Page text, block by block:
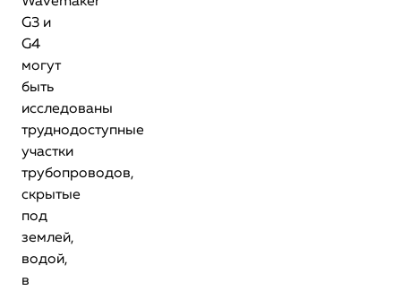
G3 и
G4
могут
быть
исследованы
труднодоступные
участки
трубопроводов,
скрытые
под
землей,
водой,
в